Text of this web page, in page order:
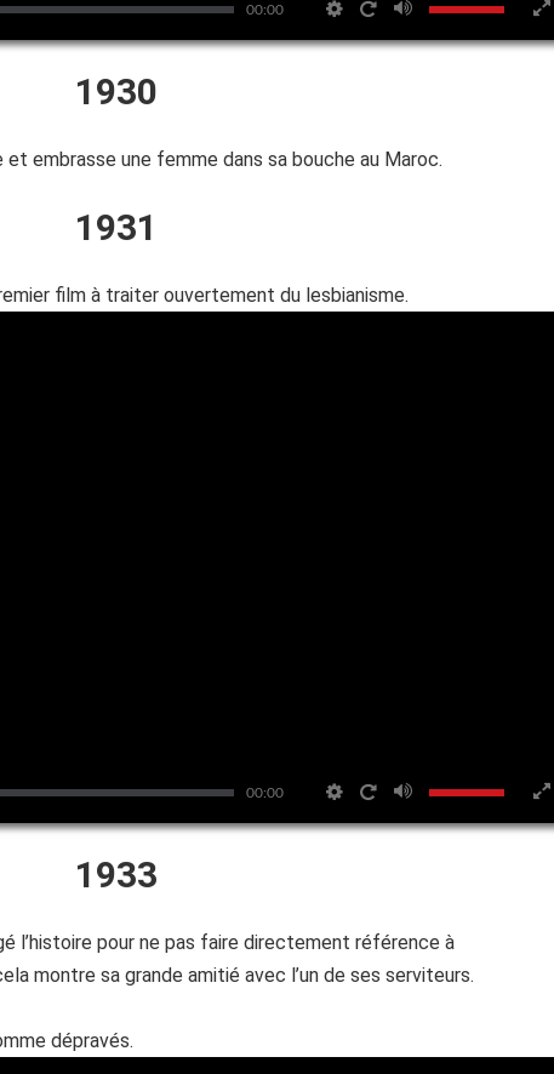
00:00
1930
et embrasse une femme dans sa bouche au Maroc.
1931
film à traiter ouvertement du lesbianisme.
00:00
1933
l’histoire pour ne pas faire directement référence à
montre sa grande amitié avec l’un de ses serviteurs.
dépravés.